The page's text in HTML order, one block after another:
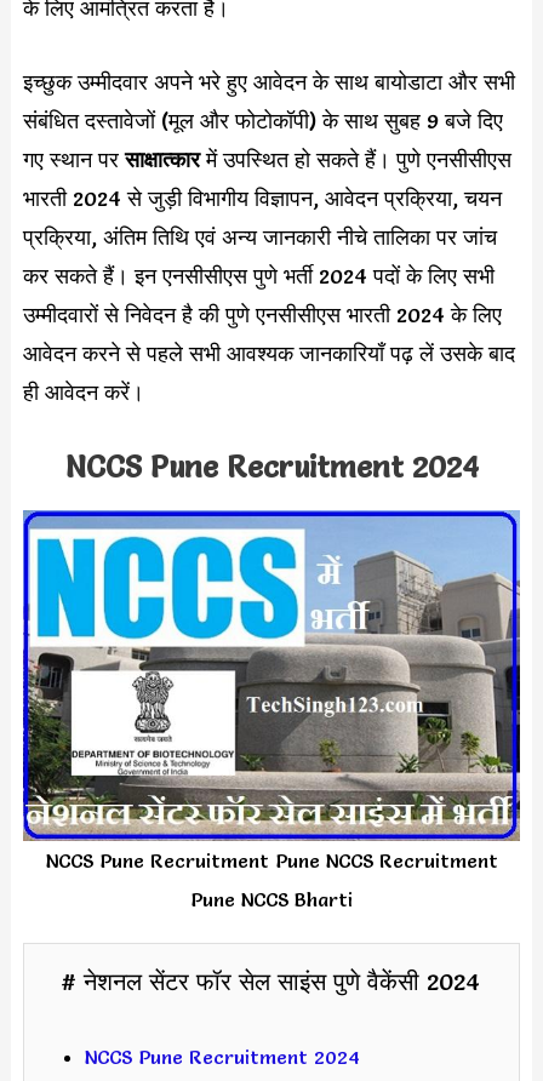
के लिए आमंत्रित करता है।
इच्छुक उम्मीदवार अपने भरे हुए आवेदन के साथ बायोडाटा और सभी
संबंधित दस्तावेजों (मूल और फोटोकॉपी) के साथ सुबह 9 बजे दिए
गए स्थान परसाक्षात्कारमें उपस्थित हो सकते हैं। पुणे एनसीसीएस
भारती 2024 से जुड़ी विभागीय विज्ञापन, आवेदन प्रक्रिया, चयन
प्रक्रिया, अंतिम तिथि एवं अन्य जानकारी नीचे तालिका पर जांच
कर सकते हैं। इन एनसीसीएस पुणे भर्ती 2024 पदों के लिए सभी
उम्मीदवारों से निवेदन है की पुणे एनसीसीएस भारती 2024 के लिए
आवेदन करने से पहले सभी आवश्यक जानकारियाँ पढ़ लें उसके बाद
ही आवेदन करें।
NCCS Pune Recruitment 2024
NCCS Pune Recruitment Pune NCCS Recruitment
Pune NCCS Bharti
# नेशनल सेंटर फॉर सेल साइंस पुणे वैकेंसी 2024
NCCS Pune Recruitment 2024